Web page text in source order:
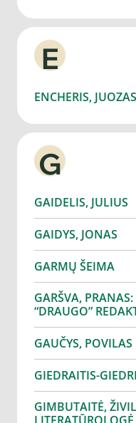
E
ENCHERIS,
G
GAIDELIS, JULIUS
GAIDYS, JONAS
GARMŲ ŠEIMA
GARŠVA,
“DRAUGO”
GAUČYS, POVILAS
GIEDRAITIS-
GIMBUTAITĖ,